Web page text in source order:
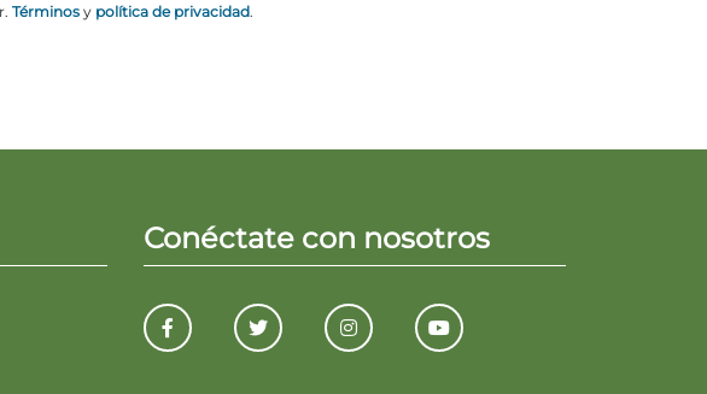
Términos y política de privacidad.
Conéctate con nosotros